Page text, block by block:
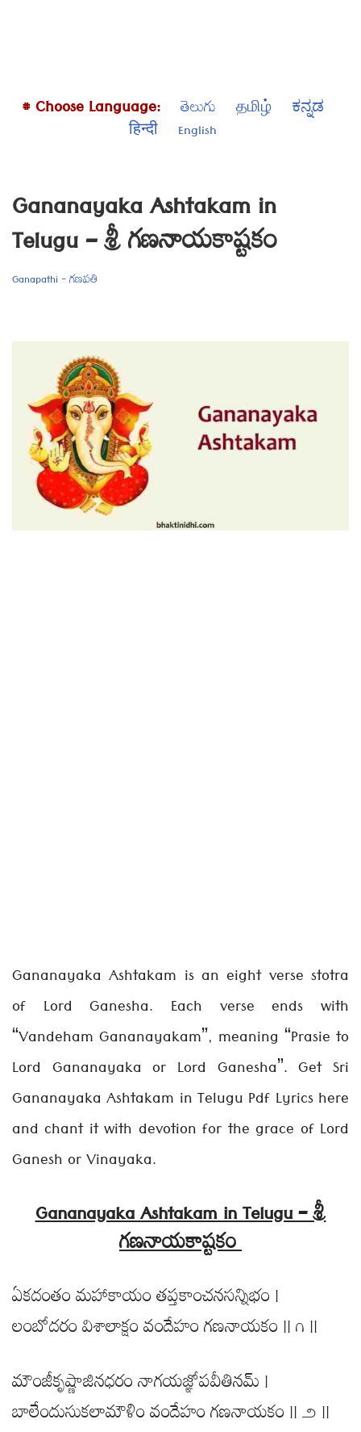
# Choose Language: తెలుగు தமிழ்
ಕನ್ನಡ
हिन्दी
English
Gananayaka Ashtakam in
Telugu – శ్రీ గణనాయకాష్టకం
Ganapathi - గణపతి
Gananayaka Ashtakam is an eight verse stotra
of Lord Ganesha. Each verse ends with
“Vandeham Gananayakam”, meaning “Prasie to
Lord Gananayaka or Lord Ganesha”. Get Sri
Gananayaka Ashtakam in Telugu Pdf Lyrics here
and chant it with devotion for the grace of Lord
Ganesh or Vinayaka.
Gananayaka Ashtakam in Telugu – శ్రీ
గణనాయకాష్టకం
ఏకదంతం మహాకాయం తప్తకాంచనసన్నిభం |
లంబోదరం విశాలాక్షం వందేహం గణనాయకం || ౧ ||
మౌంజీకృష్ణాజినధరం నాగయజ్ఞోపవీతినమ్ |
బాలేందుసుకలామౌళిం వందేహం గణనాయకం || ౨ ||